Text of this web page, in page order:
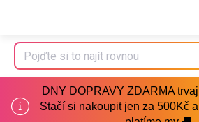
DNY DOPRAVY ZDARMA
Stačí si nakoupit jen za 500Kč